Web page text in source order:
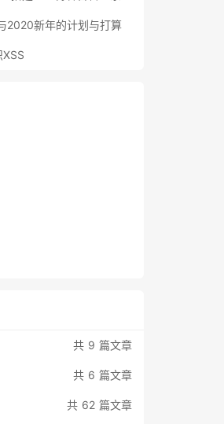
2020新年的计划与打算
共 9 篇文章
共 6 篇文章
共 62 篇文章